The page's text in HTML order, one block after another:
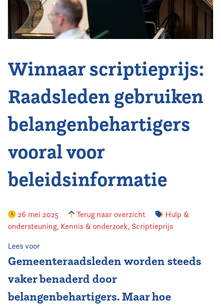
Opleiding
Kennis & Informatie
Vereniging
Winnaar scriptieprijs:
Raadsleden gebruiken
belangenbehartigers
vooral voor
beleidsinformatie
26 mei 2025 Terug naar overzicht
Hulp &
ondersteuning, Kennis & onderzoek, Scriptieprijs
Lees voor
Gemeenteraadsleden worden steeds
vaker benaderd door
belangenbehartigers. Maar hoe